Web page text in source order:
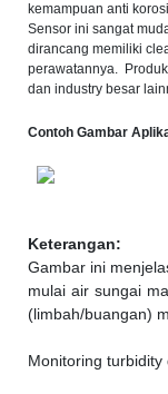
kemampuan anti
Sensor ini sangat
dirancang memiliki
perawatannya.
dan industry besar
Contoh Gambar
Keterangan:
Gambar ini
mulai air sungai
(limbah/buangan)
Monitoring